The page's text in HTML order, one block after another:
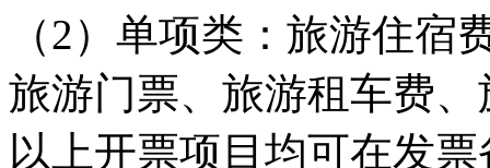
（2）单项类：旅游住
旅游门票、旅游租车费
以上开票项目均可在发